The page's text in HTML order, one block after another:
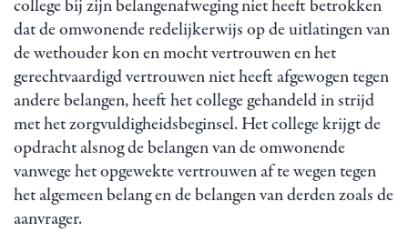
college bij zijn belangenafweging niet heeft betrokken
dat de omwonende redelijkerwijs op de uitlatingen van
de wethouder kon en mocht vertrouwen en het
gerechtvaardigd vertrouwen niet heeft afgewogen tegen
andere belangen, heeft het college gehandeld in strijd
met het zorgvuldigheidsbeginsel. Het college krijgt de
opdracht alsnog de belangen van de omwonende
vanwege het opgewekte vertrouwen af te wegen tegen
het algemeen belang en de belangen van derden zoals de
aanvrager.